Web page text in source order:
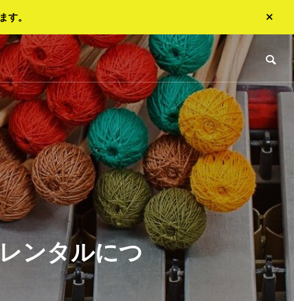
す。
ンタルにつ